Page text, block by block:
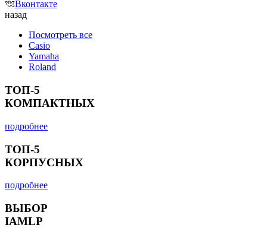
Вконтакте
назад
Посмотреть все
Casio
Yamaha
Roland
ТОП-5
КОМПАКТНЫХ
подробнее
ТОП-5
КОРПУСНЫХ
подробнее
ВЫБОР
IAMLP